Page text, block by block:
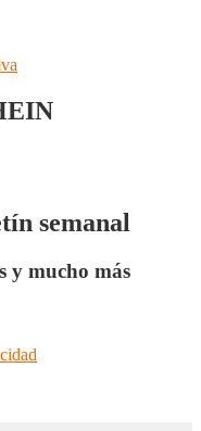
semanal
y mucho más